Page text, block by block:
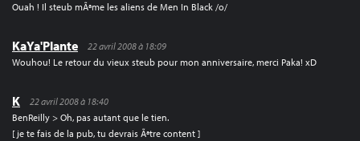
Ouah ! Il steub mÃªme les aliens de Men In Black /o/
KaYa'Plante
22 avril 2008 à 18:09
Wouhou! Le retour du vieux steub pour mon anniversaire, merci Paka! xD
K
22 avril 2008 à 18:40
BenReilly > Oh, pas autant que le tien.
[ je te fais de la pub, tu devrais Ãªtre content ]